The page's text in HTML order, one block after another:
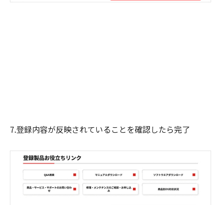
7.登録内容が反映されていることを確認したら完了